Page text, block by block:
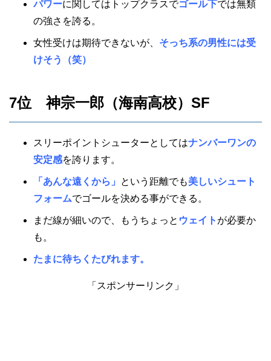
パワーに関してはトップクラスでゴール下では無類
の強さを誇る。
女性受けは期待できないが、 そっち系の男性には受
けそう（笑）
7位 神宗一郎（海南高校）SF
スリーポイントシューターとしてはナンバーワンの
安定感を誇ります。
「あんな遠くから」 という距離でも美しいシュート
フォームでゴールを決める事ができる。
まだ線が細いので、もうちょっと ウェイト が必要か
も。
たまに待ちくたびれます。
「スポンサーリンク」